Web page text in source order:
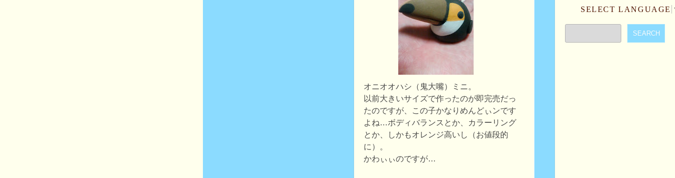
オニオオハシ（鬼大嘴）ミニ。
以前大きいサイズで作ったのが即完売だっ
たのですが、この子かなりめんどぃンです
よね…ボディバランスとか、カラーリング
とか、しかもオレンジ高いし（お値段的
に）。
かわぃぃのですが…
SELECT LANGUAGE